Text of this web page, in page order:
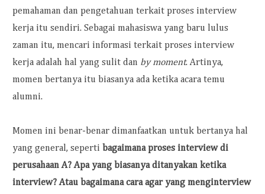
pemahaman dan pengetahuan terkait proses interview
kerja itu sendiri. Sebagai mahasiswa yang baru lulus
zaman itu, mencari informasi terkait proses interview
kerja adalah hal yang sulit dan by moment. Artinya,
momen bertanya itu biasanya ada ketika acara temu
alumni.
Momen ini benar-benar dimanfaatkan untuk bertanya hal
yang general, seperti bagaimana proses interview di
perusahaan A? Apa yang biasanya ditanyakan ketika
interview? Atau bagaimana cara agar yang menginterview